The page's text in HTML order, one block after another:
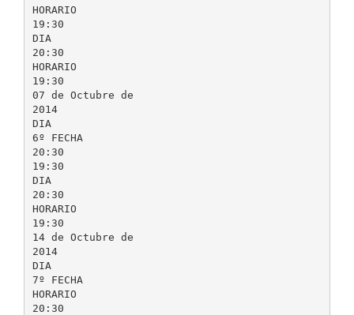
HORARIO
19:30
DIA
20:30
HORARIO
19:30
07 de Octubre de
2014
DIA
6º FECHA
20:30
19:30
DIA
20:30
HORARIO
19:30
14 de Octubre de
2014
DIA
7º FECHA
HORARIO
20:30